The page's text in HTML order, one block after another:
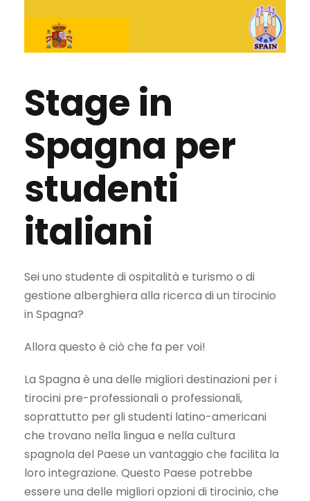
Stage in
Spagna per
studenti
italiani
Sei uno studente di ospitalità e turismo o di
gestione alberghiera alla ricerca di un tirocinio
in Spagna?
Allora questo è ciò che fa per voi!
La Spagna è una delle migliori destinazioni per i
tirocini pre-professionali o professionali,
soprattutto per gli studenti latino-americani
che trovano nella lingua e nella cultura
spagnola del Paese un vantaggio che facilita la
loro integrazione. Questo Paese potrebbe
essere una delle migliori opzioni di tirocinio, che